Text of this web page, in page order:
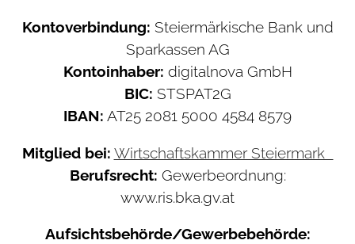
Kontoverbindung: Steiermärkische Bank und
Sparkassen AG
Kontoinhaber: digitalnova GmbH
BIC: STSPAT2G
IBAN: AT25 2081 5000 4584 8579
Mitglied bei: Wirtschaftskammer Steiermark
Berufsrecht: Gewerbeordnung:
www.ris.bka.gv.at
Aufsichtsbehörde/Gewerbebehörde: